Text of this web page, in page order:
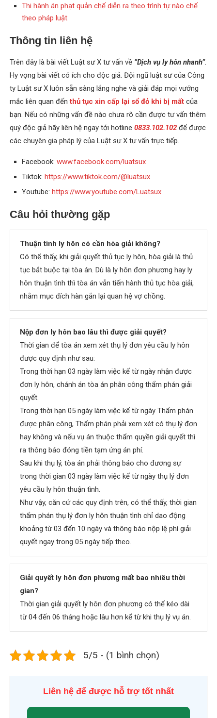
Thi hành án phạt quản chế diễn ra theo trình tự nào chế
theo pháp luật
Thông tin liên hệ
Trên đây là bài viết Luật sư X tư vấn về “Dịch vụ ly hôn nhanh”.
Hy vọng bài viết có ích cho độc giả. Đội ngũ luật sư của Công
ty Luật sư X luôn sẵn sàng lắng nghe và giải đáp mọi vướng
mắc liên quan đếnthủ tục xin cấp lại sổ đỏ khi bị mất của
bạn. Nếu có những vấn đề nào chưa rõ cần được tư vấn thêm
quý độc giả hãy liên hệ ngay tới hotline 0833.102.102 để được
các chuyên gia pháp lý của Luật sư X tư vấn trực tiếp.
Facebook: www.facebook.com/luatsux
Tiktok: https://www.tiktok.com/@luatsux
Youtube: https://www.youtube.com/Luatsux
Câu hỏi thường gặp
Thuận tình ly hôn có cần hòa giải không?
Có thể thấy, khi giải quyết thủ tục ly hôn, hòa giải là thủ
tục bắt buộc tại tòa án. Dù là ly hôn đơn phương hay ly
hôn thuận tình thì tòa án vẫn tiến hành thủ tục hòa giải,
nhằm mục đích hàn gắn lại quan hệ vợ chồng.
Nộp đơn ly hôn bao lâu thì được giải quyết?
Thời gian để tòa án xem xét thụ lý đơn yêu cầu ly hôn
được quy định như sau:
Trong thời hạn 03 ngày làm việc kể từ ngày nhận được
đơn ly hôn, chánh án tòa án phân công thẩm phán giải
quyết.
Trong thời hạn 05 ngày làm việc kể từ ngày Thẩm phán
được phân công, Thẩm phán phải xem xét có thụ lý đơn
hay không và nếu vụ án thuộc thẩm quyền giải quyết thì
ra thông báo đóng tiền tạm ứng án phí.
Sau khi thụ lý, tòa án phải thông báo cho đương sự
trong thời gian 03 ngày làm việc kể từ ngày thụ lý đơn
yêu cầu ly hôn thuận tình.
Như vậy, căn cứ các quy định trên, có thể thấy, thời gian
thẩm phán thụ lý đơn ly hôn thuận tình chỉ dao động
khoảng từ 03 đến 10 ngày và thông báo nộp lệ phí giải
quyết ngay trong 05 ngày tiếp theo.
Giải quyết ly hôn đơn phương mất bao nhiêu thời
gian?
Thời gian giải quyết ly hôn đơn phương có thể kéo dài
từ 04 đến 06 tháng hoặc lâu hơn kể từ khi thụ lý vụ án.
5/5 - (1 bình chọn)
Liên hệ để được hỗ trợ tốt nhất